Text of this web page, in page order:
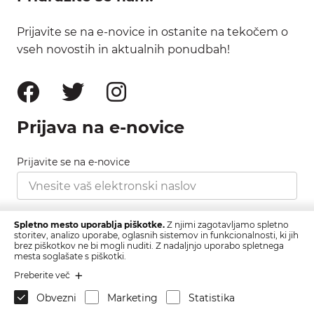
Prijavite se na e-novice in ostanite na tekočem o
vseh novostih in aktualnih ponudbah!
Prijava na e-novice
Prijavite se na e-novice
Strinjam se s pravilnikom zasebnosti, ki ga najdete
tukaj.
Spletno mesto uporablja piškotke. Z njimi zagotavljamo spletno
storitev, analizo uporabe, oglasnih sistemov in funkcionalnosti, ki jih
brez piškotkov ne bi mogli nuditi. Z nadaljnjo uporabo spletnega
mesta soglašate s piškotki.
Preberite več
Obvezni Marketing Statistika